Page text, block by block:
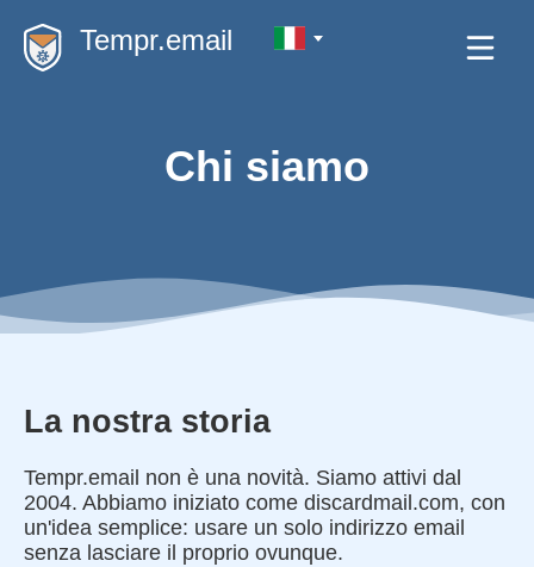
Tempr.email
Chi siamo
La nostra storia
Tempr.email non è una novità. Siamo attivi dal
2004. Abbiamo iniziato come discardmail.com, con
un'idea semplice: usare un solo indirizzo email
senza lasciare il proprio ovunque.